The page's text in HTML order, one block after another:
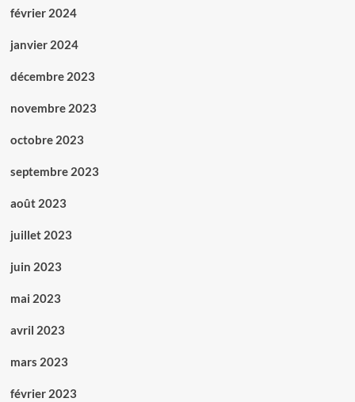
février 2024
janvier 2024
décembre 2023
novembre 2023
octobre 2023
septembre 2023
août 2023
juillet 2023
juin 2023
mai 2023
avril 2023
mars 2023
février 2023